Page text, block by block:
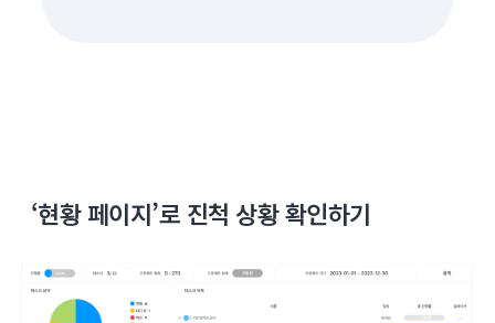
‘현황 페이지’로 진척 상황 확인하기